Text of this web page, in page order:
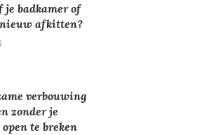
je badkamer of
afkitten?
verbouwing
zonder je
te breken